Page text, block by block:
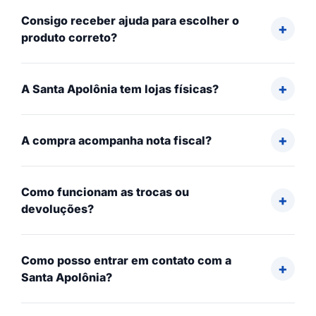
Consigo receber ajuda para escolher o
produto correto?
A Santa Apolônia tem lojas físicas?
A compra acompanha nota fiscal?
Como funcionam as trocas ou
devoluções?
Como posso entrar em contato com a
Santa Apolônia?